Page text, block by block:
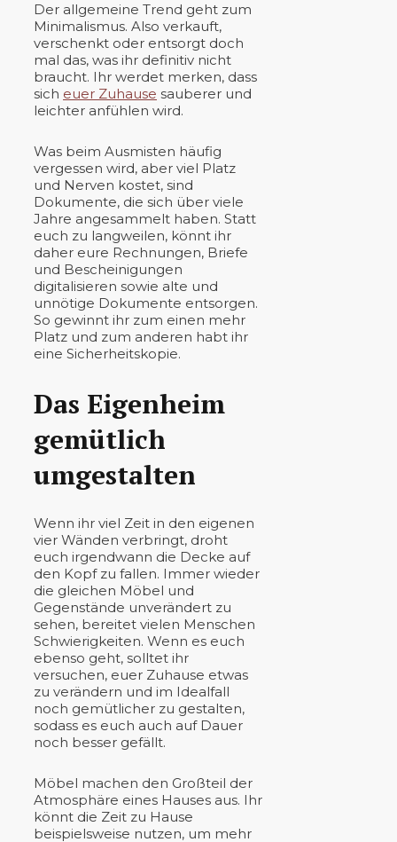
Der allgemeine Trend geht zum
Minimalismus. Also verkauft,
verschenkt oder entsorgt doch
mal das, was ihr definitiv nicht
braucht. Ihr werdet merken, dass
sich euer Zuhause sauberer und
leichter anfühlen wird.
Was beim Ausmisten häufig
vergessen wird, aber viel Platz
und Nerven kostet, sind
Dokumente, die sich über viele
Jahre angesammelt haben. Statt
euch zu langweilen, könnt ihr
daher eure Rechnungen, Briefe
und Bescheinigungen
digitalisieren sowie alte und
unnötige Dokumente entsorgen.
So gewinnt ihr zum einen mehr
Platz und zum anderen habt ihr
eine Sicherheitskopie.
Das Eigenheim
gemütlich
umgestalten
Wenn ihr viel Zeit in den eigenen
vier Wänden verbringt, droht
euch irgendwann die Decke auf
den Kopf zu fallen. Immer wieder
die gleichen Möbel und
Gegenstände unverändert zu
sehen, bereitet vielen Menschen
Schwierigkeiten. Wenn es euch
ebenso geht, solltet ihr
versuchen, euer Zuhause etwas
zu verändern und im Idealfall
noch gemütlicher zu gestalten,
sodass es euch auch auf Dauer
noch besser gefällt.
Möbel machen den Großteil der
Atmosphäre eines Hauses aus. Ihr
könnt die Zeit zu Hause
beispielsweise nutzen, um mehr